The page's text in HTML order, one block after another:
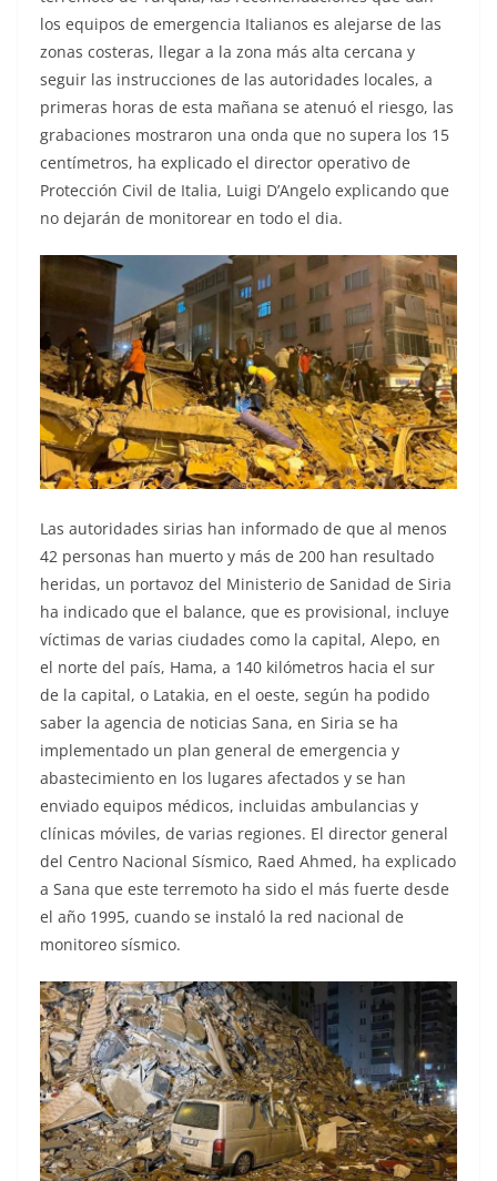
los equipos de emergencia Italianos es alejarse de las
zonas costeras, llegar a la zona más alta cercana y
seguir las instrucciones de las autoridades locales, a
primeras horas de esta mañana se atenuó el riesgo, las
grabaciones mostraron una onda que no supera los 15
centímetros, ha explicado el director operativo de
Protección Civil de Italia, Luigi D’Angelo explicando que
no dejarán de monitorear en todo el dia.
Las autoridades sirias han informado de que al menos
42 personas han muerto y más de 200 han resultado
heridas, un portavoz del Ministerio de Sanidad de Siria
ha indicado que el balance, que es provisional, incluye
víctimas de varias ciudades como la capital, Alepo, en
el norte del país, Hama, a 140 kilómetros hacia el sur
de la capital, o Latakia, en el oeste, según ha podido
saber la agencia de noticias Sana, en Siria se ha
implementado un plan general de emergencia y
abastecimiento en los lugares afectados y se han
enviado equipos médicos, incluidas ambulancias y
clínicas móviles, de varias regiones. El director general
del Centro Nacional Sísmico, Raed Ahmed, ha explicado
a Sana que este terremoto ha sido el más fuerte desde
el año 1995, cuando se instaló la red nacional de
monitoreo sísmico.